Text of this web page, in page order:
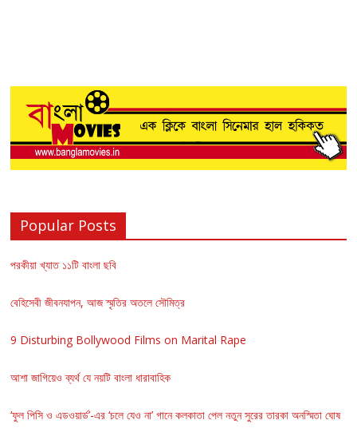
Popular Posts
পরকীয়া খ্যাত ১১টি বাংলা ছবি
বেহিসেবী জীবনযাপন, আজ স্মৃতির অতলে সৌমিত্র
9 Disturbing Bollywood Films on Marital Rape
আশা জাগিয়েও ব্যর্থ যে নয়টি বাংলা ধারাবাহিক
‘ফুল পিসি ও এডওয়ার্ড’-এর ‘চলে যেও না’ গানে কলকাতা পেল নতুন সুরের তারকা অনস্মিতা ঘোষ